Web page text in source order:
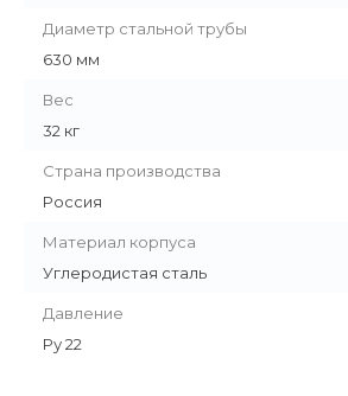
Диаметр стальной трубы
630 мм
Вес
32 кг
Страна производства
Россия
Материал корпуса
Углеродистая сталь
Давление
Ру 22